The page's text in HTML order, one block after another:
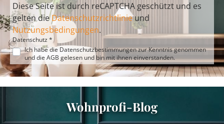
Diese Seite ist durch reCAPTCHA geschützt und es
gelten dieDatenschutzrichtlinieund
Nutzungsbedingungen.
Datenschutz *
Ich habe die Datenschutzbestimmungenzur Kenntnis genommen
und die AGB gelesen und bin mit ihnen einverstanden.
Wohnprofi-Blog